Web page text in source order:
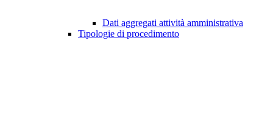
Dati aggregati attività amministrativa
Tipologie di procedimento